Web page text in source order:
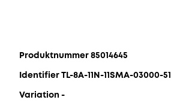
Produktnummer 85014645
Identifier TL-8A-11N-11SMA-03000-51
Variation -